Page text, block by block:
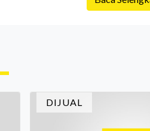
Namun dalam prosesnya,
DIJUAL